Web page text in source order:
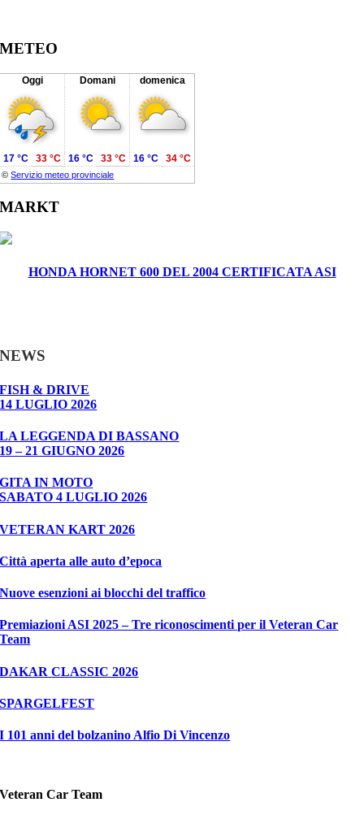
METEO
Oggi Domani domenica
©Servizio meteo provinciale
17 °C 33 °C 16 °C 33 °C 16 °C 34 °C
MARKT
HONDA HORNET 600 DEL 2004 CERTIFICATA ASI
NEWS
FISH & DRIVE
14 LUGLIO 2026
LA LEGGENDA DI BASSANO
19 – 21 GIUGNO 2026
GITA IN MOTO
SABATO 4 LUGLIO 2026
VETERAN KART 2026
Città aperta alle auto d’epoca
Nuove esenzioni ai blocchi del traffico
Premiazioni ASI 2025 – Tre riconoscimenti per il Veteran Car
Team
DAKAR CLASSIC 2026
SPARGELFEST
I 101 anni del bolzanino Alfio Di Vincenzo
Veteran Car Team